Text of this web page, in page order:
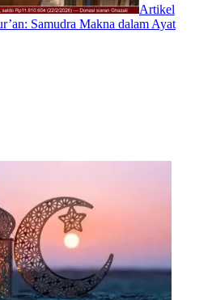
Artikel
Samudra Makna dalam Ayat